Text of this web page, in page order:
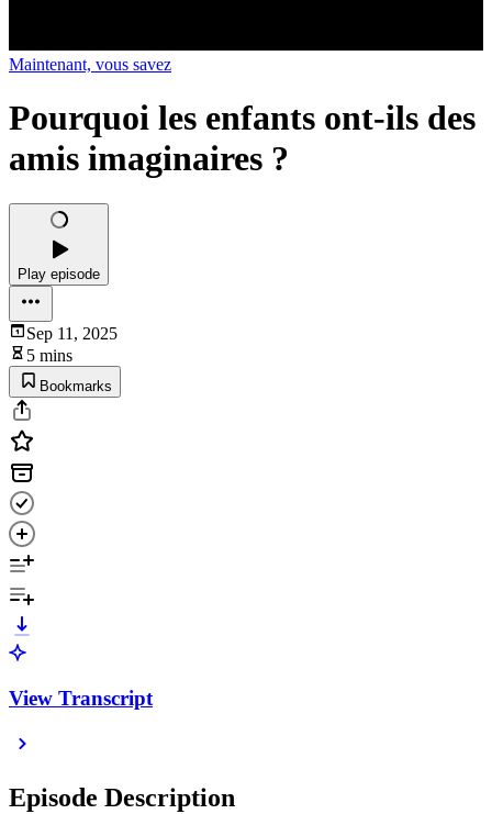
Maintenant, vous savez
Pourquoi les enfants ont-ils des
amis imaginaires ?
Play episode
Sep 11, 2025
5 mins
Bookmarks
View Transcript
Episode Description